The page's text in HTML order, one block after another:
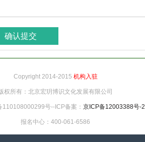
Copyright 2014-2015 机构入驻
权所有：北京宏玥博识文化发展有限公司
110108000299号--ICP备案： 京ICP备12003388号-2
报名中心：400-061-6586